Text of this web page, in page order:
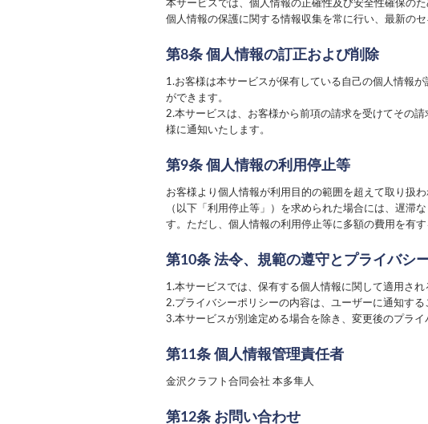
本サービスでは、個人情報の正確性及び安全性確保の
個人情報の保護に関する情報収集を常に行い、最新の
第8条 個人情報の訂正および削除
1.お客様は本サービスが保有している自己の個人情報
ができます。
2.本サービスは、お客様から前項の請求を受けてその
様に通知いたします。
第9条 個人情報の利用停止等
お客様より個人情報が利用目的の範囲を超えて取り扱
（以下「利用停止等」）を求められた場合には、遅滞
す。ただし、個人情報の利用停止等に多額の費用を有
第10条 法令、規範の遵守とプライバシ
1.本サービスでは、保有する個人情報に関して適用さ
2.プライバシーポリシーの内容は、ユーザーに通知す
3.本サービスが別途定める場合を除き、変更後のプラ
第11条 個人情報管理責任者
金沢クラフト合同会社 本多隼人
第12条 お問い合わせ